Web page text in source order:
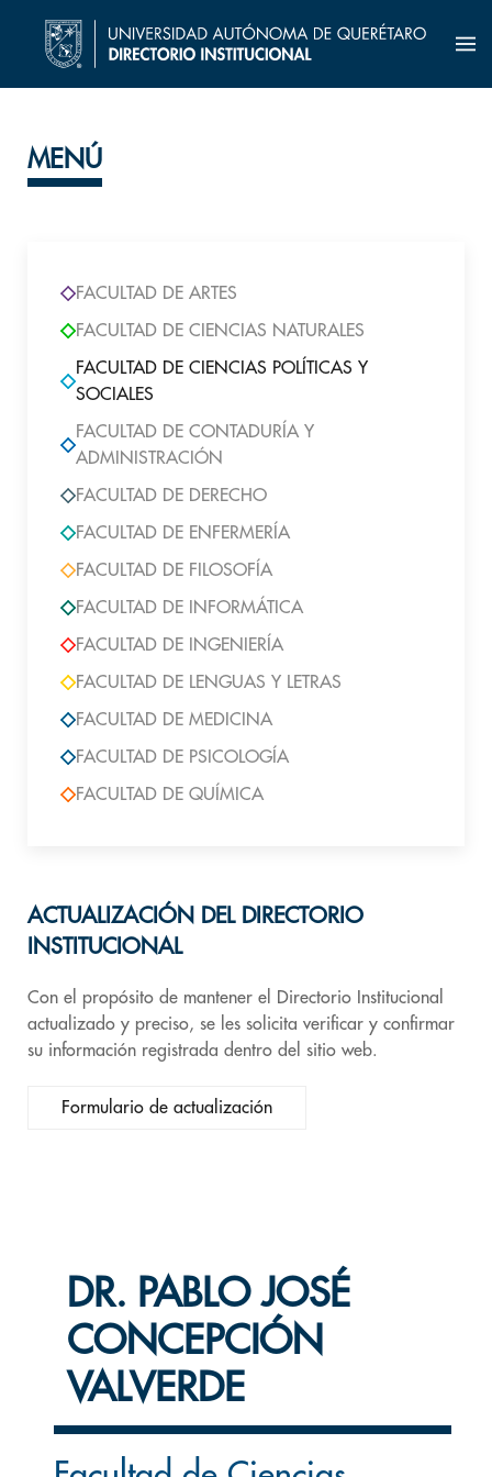
MENÚ
FACULTAD DE ARTES
FACULTAD DE CIENCIAS NATURALES
FACULTAD DE CIENCIAS POLÍTICAS Y
SOCIALES
FACULTAD DE CONTADURÍA Y
ADMINISTRACIÓN
FACULTAD DE DERECHO
FACULTAD DE ENFERMERÍA
FACULTAD DE FILOSOFÍA
FACULTAD DE INFORMÁTICA
FACULTAD DE INGENIERÍA
FACULTAD DE LENGUAS Y LETRAS
FACULTAD DE MEDICINA
FACULTAD DE PSICOLOGÍA
FACULTAD DE QUÍMICA
ACTUALIZACIÓN DEL DIRECTORIO
INSTITUCIONAL
Con el propósito de mantener el Directorio Institucional
actualizado y preciso, se les solicita verificar y confirmar
su información registrada dentro del sitio web.
Formulario de actualización
DR. PABLO JOSÉ
CONCEPCIÓN
VALVERDE